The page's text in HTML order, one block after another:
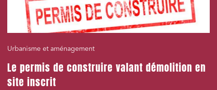
Urbanisme et aménagement
Le permis de construire valant démolition en
site inscrit